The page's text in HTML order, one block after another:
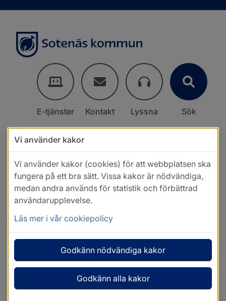
E-tjänster Kontakt Lyssna Sök
Vi använder kakor
Vi använder kakor (cookies) för att webbplatsen ska
fungera på ett bra sätt. Vissa kakor är nödvändiga,
medan andra används för statistik och förbättrad
användarupplevelse.
Läs mer i vår cookiepolicy
Godkänn nödvändiga kakor
Godkänn alla kakor